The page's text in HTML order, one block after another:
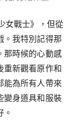
女戰士》，但從
。我特別記得那
那時候的心動感
重新觀看原作和
能為所有人帶來
變身道具和服裝